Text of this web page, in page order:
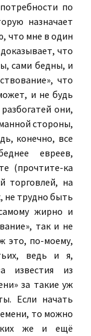
по
назначает
что мне в один
что
сами бедны, и
что
и не будь
они,
стороны,
конечно, все
евреев,
(прочтите-ка
торговлей, на
не трудно быть
жирно и
так и не
это, по-моему,
ведь и я,
известия из
за такие уж
Если начать
то можно
же и ещё